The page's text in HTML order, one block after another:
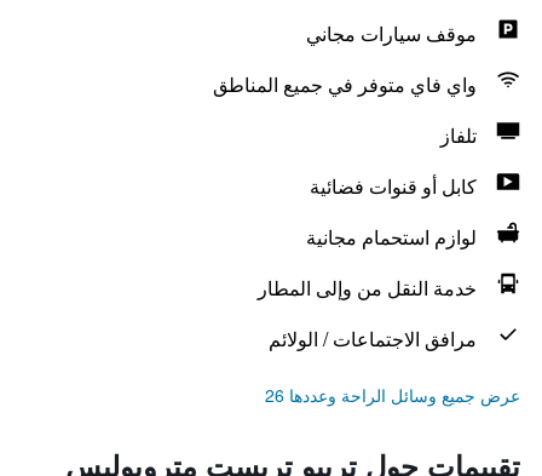
موقف سيارات مجاني
واي فاي متوفر في جميع المناطق
تلفاز
كابل أو قنوات فضائية
لوازم استحمام مجانية
خدمة النقل من وإلى المطار
مرافق الاجتماعات / الولائم
عرض جميع وسائل الراحة وعددها 26
تقييمات حول تريبو تريست متروبوليس